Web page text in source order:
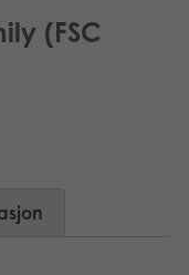
(FSC